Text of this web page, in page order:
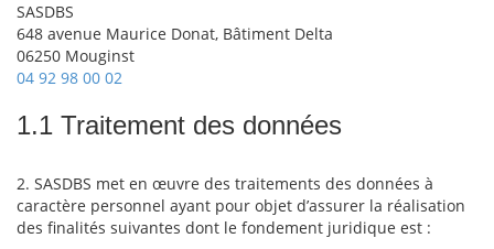
SASDBS
648 avenue Maurice Donat, Bâtiment Delta
06250 Mouginst
04 92 98 00 02
1.1 Traitement des données
2. SASDBS met en œuvre des traitements des données à
caractère personnel ayant pour objet d’assurer la réalisation
des finalités suivantes dont le fondement juridique est :